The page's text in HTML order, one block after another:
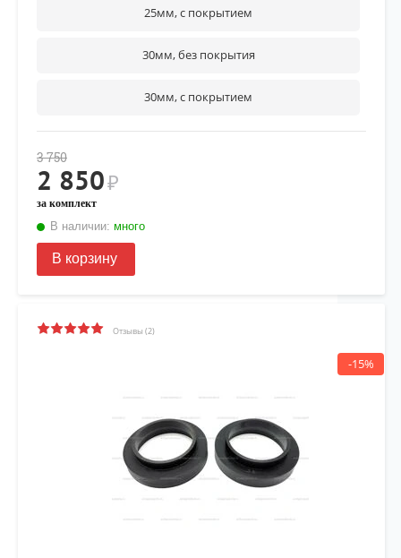
25мм, с покрытием
30мм, без покрытия
30мм, с покрытием
3 750
2 850₽
за комплект
В наличии: много
В корзину
Отзывы (2)
-15%